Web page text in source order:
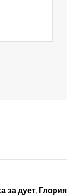
за дует, Глория